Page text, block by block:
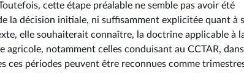
cette étape préalable ne semble pas avoir été
la décision initiale, ni suffisamment explicitée quant à
elle souhaiterait connaître, la doctrine applicable à
notamment celles conduisant au CCTAR,
ces périodes peuvent être reconnues comme